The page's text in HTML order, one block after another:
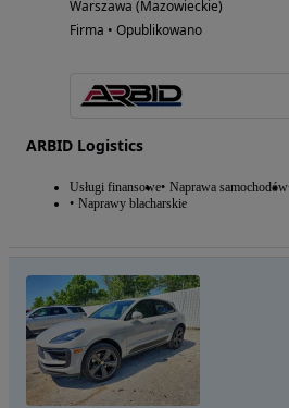
Warszawa (Mazowieckie)
Firma • Opublikowano
ARBID Logistics
Usługi finansowe Naprawa samochodów
Naprawy blacharskie